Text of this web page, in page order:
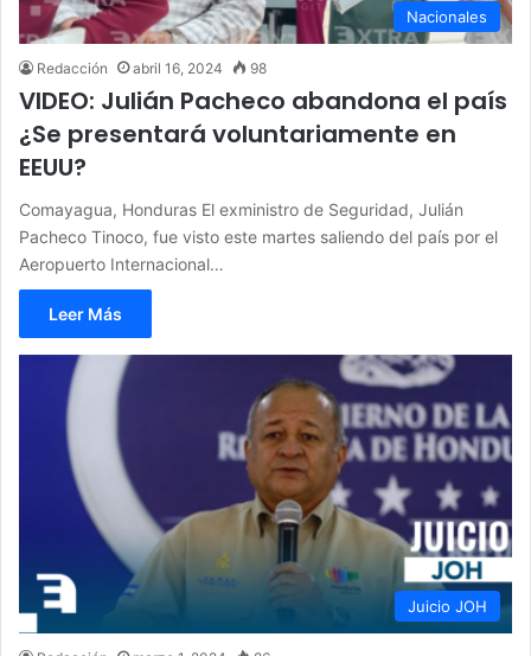
Nacionales
Redacción abril 16, 2024 98
VIDEO: Julián Pacheco abandona el país
¿Se presentará voluntariamente en
EEUU?
Comayagua, Honduras El exministro de Seguridad, Julián
Pacheco Tinoco, fue visto este martes saliendo del país por el
Aeropuerto Internacional…
Leer Más
Juicio JOH